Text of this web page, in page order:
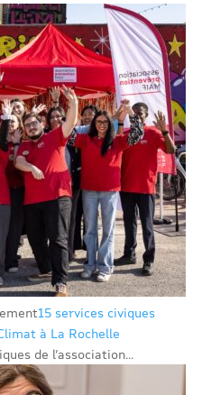
15 services civiques
à La Rochelle
de l’association...